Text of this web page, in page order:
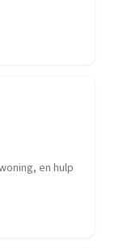
en hulp